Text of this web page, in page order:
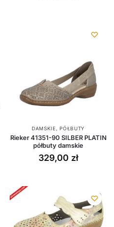
DAMSKIE, PÓŁBUTY
Rieker 41351-90 SILBER PLATIN
półbuty damskie
329,00 zł